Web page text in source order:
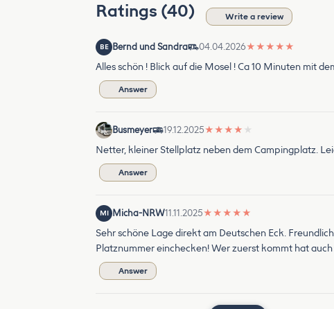
Ratings (40) Write a review
BE Bernd und Sandra 04.04.2026★ ★ ★ ★ ★
Alles schön ! Blick auf die Mosel ! Ca 10 Minuten mit
Answer
Busmeyer 19.12.2025★ ★ ★ ★ ★
Netter, kleiner Stellplatz neben dem Campingplatz.
Answer
MI Micha-NRW11.11.2025★ ★ ★ ★ ★
Sehr schöne Lage direkt am Deutschen Eck.
Platznummer einchecken! Wer zuerst kommt hat
Answer